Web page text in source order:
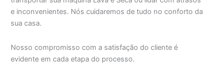
e inconvenientes. Nós cuidaremos de tudo no conforto da
sua casa.
Nosso compromisso com a satisfação do cliente é
evidente em cada etapa do processo.